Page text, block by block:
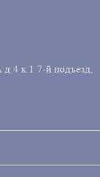
к.1 7-й подъезд,